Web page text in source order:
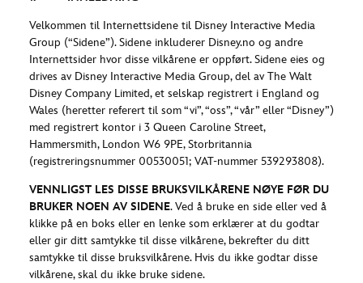
Velkommen til Internettsidene til Disney Interactive Media
Group (“Sidene”). Sidene inkluderer Disney.no og andre
Internettsider hvor disse vilkårene er oppført. Sidene eies og
drives av Disney Interactive Media Group, del av The Walt
Disney Company Limited, et selskap registrert i England og
Wales (heretter referert til som “vi”, “oss”, “vår” eller “Disney”)
med registrert kontor i 3 Queen Caroline Street,
Hammersmith, London W6 9PE, Storbritannia
(registreringsnummer 00530051; VAT-nummer 539293808).
VENNLIGST LES DISSE BRUKSVILKÅRENE NØYE FØR DU
BRUKER NOEN AV SIDENE. Ved å bruke en side eller ved å
klikke på en boks eller en lenke som erklærer at du godtar
eller gir ditt samtykke til disse vilkårene, bekrefter du ditt
samtykke til disse bruksvilkårene. Hvis du ikke godtar disse
vilkårene, skal du ikke bruke sidene.